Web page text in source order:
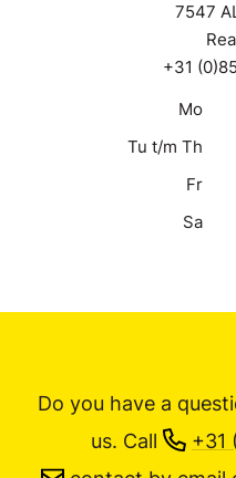
7547
+31
Mo
Tu t/m Th
Fr
Sa
Do you have a
us. Call +31